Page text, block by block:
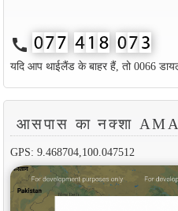
call
यदि आप थाईलैंड के बाहर हैं, तो 0066
आसपास का नक्शा
GPS: 9.468704,100.047512